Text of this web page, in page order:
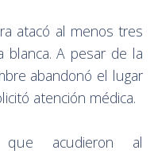
atacó al menos tres
blanca. A pesar de la
abandonó el lugar
atención médica.
que acudieron al